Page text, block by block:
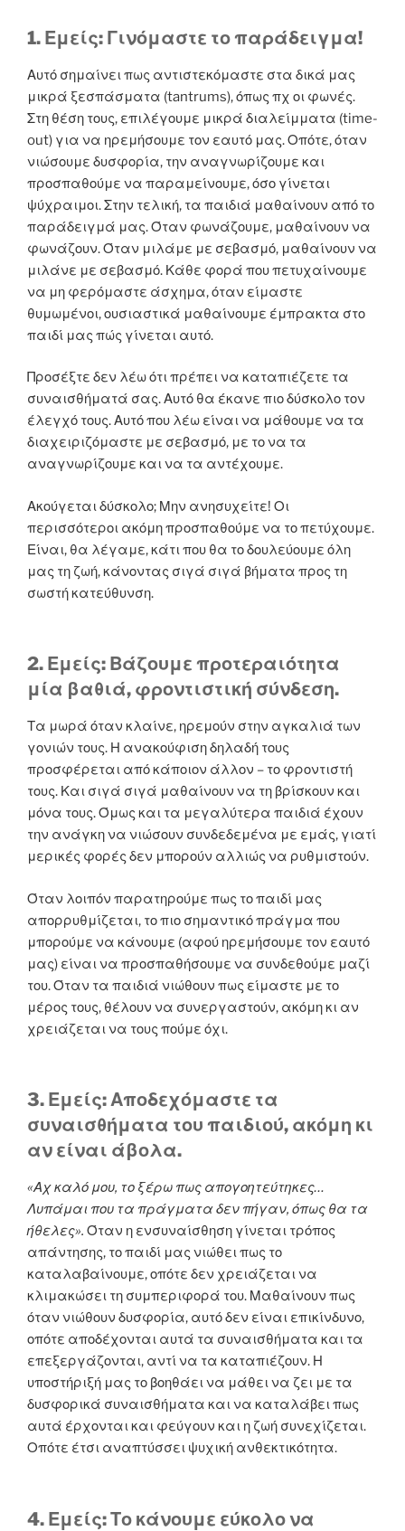
1. Εμείς: Γινόμαστε το παράδειγμα!
Αυτό σημαίνει πως αντιστεκόμαστε στα δικά μας
μικρά ξεσπάσματα (tantrums), όπως πχ οι φωνές.
Στη θέση τους, επιλέγουμε μικρά διαλείμματα (time-
out) για να ηρεμήσουμε τον εαυτό μας. Οπότε, όταν
νιώσουμε δυσφορία, την αναγνωρίζουμε και
προσπαθούμε να παραμείνουμε, όσο γίνεται
ψύχραιμοι. Στην τελική, τα παιδιά μαθαίνουν από το
παράδειγμά μας. Όταν φωνάζουμε, μαθαίνουν να
φωνάζουν. Όταν μιλάμε με σεβασμό, μαθαίνουν να
μιλάνε με σεβασμό. Κάθε φορά που πετυχαίνουμε
να μη φερόμαστε άσχημα, όταν είμαστε
θυμωμένοι, ουσιαστικά μαθαίνουμε έμπρακτα στο
παιδί μας πώς γίνεται αυτό.
Προσέξτε δεν λέω ότι πρέπει να καταπιέζετε τα
συναισθήματά σας. Αυτό θα έκανε πιο δύσκολο τον
έλεγχό τους. Αυτό που λέω είναι να μάθουμε να τα
διαχειριζόμαστε με σεβασμό, με το να τα
αναγνωρίζουμε και να τα αντέχουμε.
Ακούγεται δύσκολο; Μην ανησυχείτε! Οι
περισσότεροι ακόμη προσπαθούμε να το πετύχουμε.
Είναι, θα λέγαμε, κάτι που θα το δουλεύουμε όλη
μας τη ζωή, κάνοντας σιγά σιγά βήματα προς τη
σωστή κατεύθυνση.
2. Εμείς: Βάζουμε προτεραιότητα
μία βαθιά, φροντιστική σύνδεση.
Τα μωρά όταν κλαίνε, ηρεμούν στην αγκαλιά των
γονιών τους. Η ανακούφιση δηλαδή τους
προσφέρεται από κάποιον άλλον – το φροντιστή
τους. Και σιγά σιγά μαθαίνουν να τη βρίσκουν και
μόνα τους. Όμως και τα μεγαλύτερα παιδιά έχουν
την ανάγκη να νιώσουν συνδεδεμένα με εμάς, γιατί
μερικές φορές δεν μπορούν αλλιώς να ρυθμιστούν.
Όταν λοιπόν παρατηρούμε πως το παιδί μας
απορρυθμίζεται, το πιο σημαντικό πράγμα που
μπορούμε να κάνουμε (αφού ηρεμήσουμε τον εαυτό
μας) είναι να προσπαθήσουμε να συνδεθούμε μαζί
του. Όταν τα παιδιά νιώθουν πως είμαστε με το
μέρος τους, θέλουν να συνεργαστούν, ακόμη κι αν
χρειάζεται να τους πούμε όχι.
3. Εμείς: Αποδεχόμαστε τα
συναισθήματα του παιδιού, ακόμη κι
αν είναι άβολα.
«Αχ καλό μου, το ξέρω πως απογοητεύτηκες…
Λυπάμαι που τα πράγματα δεν πήγαν, όπως θα τα
ήθελες». Όταν η ενσυναίσθηση γίνεται τρόπος
απάντησης, το παιδί μας νιώθει πως το
καταλαβαίνουμε, οπότε δεν χρειάζεται να
κλιμακώσει τη συμπεριφορά του. Μαθαίνουν πως
όταν νιώθουν δυσφορία, αυτό δεν είναι επικίνδυνο,
οπότε αποδέχονται αυτά τα συναισθήματα και τα
επεξεργάζονται, αντί να τα καταπιέζουν. Η
υποστήριξή μας το βοηθάει να μάθει να ζει με τα
δυσφορικά συναισθήματα και να καταλάβει πως
αυτά έρχονται και φεύγουν και η ζωή συνεχίζεται.
Οπότε έτσι αναπτύσσει ψυχική ανθεκτικότητα.
4. Εμείς: Το κάνουμε εύκολο να